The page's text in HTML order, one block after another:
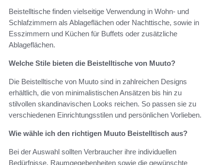
Beistelltische finden vielseitige Verwendung in Wohn- und
Schlafzimmern als Ablageflächen oder Nachttische, sowie in
Esszimmern und Küchen für Buffets oder zusätzliche
Ablageflächen.
Welche Stile bieten die Beistelltische von Muuto?
Die Beistelltische von Muuto sind in zahlreichen Designs
erhältlich, die von minimalistischen Ansätzen bis hin zu
stilvollen skandinavischen Looks reichen. So passen sie zu
verschiedenen Einrichtungsstilen und persönlichen Vorlieben.
Wie wähle ich den richtigen Muuto Beistelltisch aus?
Bei der Auswahl sollten Verbraucher ihre individuellen
Bedürfnisse, Raumgegebenheiten sowie die gewünschte